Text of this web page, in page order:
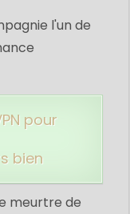
l'un de
pour
bien
meurtre de